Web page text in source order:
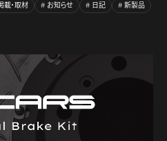
載・取材 お知らせ 日記 新製品